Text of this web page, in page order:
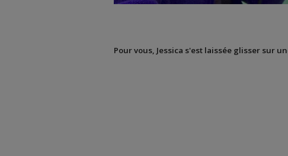
Pour vous, Jessica s'est laissée glisser sur